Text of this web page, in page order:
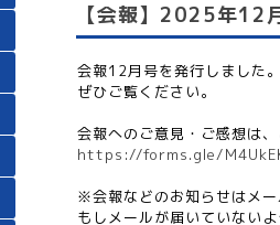
【会報】2025年12
会報12月号を発行しました。
ぜひご覧ください。
会報へのご意見・ご感想は
https://forms.gle/
※会報などのお知らせはメー
もしメールが届いていない